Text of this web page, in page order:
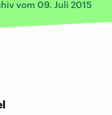
vom 09. Juli 2015